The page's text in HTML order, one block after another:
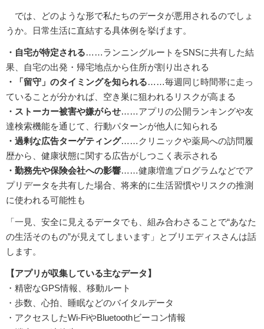
では、どのような形で私たちのデータが悪用されるのでしょ
うか。日常生活に直結する具体例を挙げます。
・自宅が特定される……ランニングルートをSNSに共有した結
果、自宅の出発・帰宅地点から住所が割り出される
・「留守」のタイミングを知られる……毎週同じ時間帯に走っ
ていることが分かれば、空き巣に狙われるリスクが高まる
・ストーカー被害や嫌がらせ……アプリの公開ランキングや友
達検索機能を通じて、行動パターンが他人に知られる
・過剰な広告ターゲティング……クリニックや薬局への訪問履
歴から、健康状態に関する広告がしつこく表示される
・勤務先や保険会社への影響……健康増進プログラムなどでア
プリデータを共有した場合、将来的に生活習慣やリスクの推測
に使われる可能性も
「一見、安全に見えるデータでも、組み合わさることで“あなた
の生活そのもの”が見えてしまいます」とブリエディスさんは話
します。
【アプリが収集している主なデータ】
・精密なGPS情報、移動ルート
・歩数、心拍、睡眠などのバイタルデータ
・アクセスしたWi-FiやBluetoothビーコン情報